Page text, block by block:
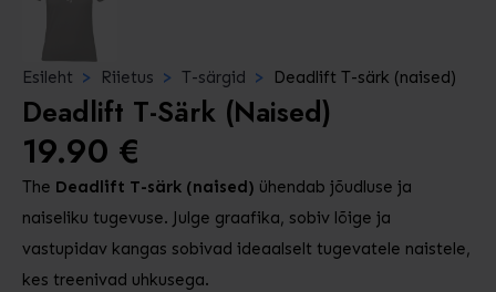
Esileht Riietus T-särgid Deadlift T-särk (naised)
Deadlift T-Särk (naised)
19.90 €
The Deadlift T-särk (naised) ühendab jõudluse ja
naiseliku tugevuse. Julge graafika, sobiv lõige ja
vastupidav kangas sobivad ideaalselt tugevatele naistele,
kes treenivad uhkusega.